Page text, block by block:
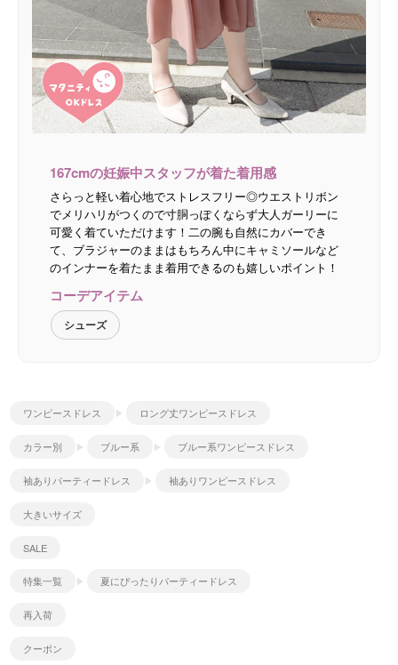
167cmの妊娠中スタッフが着た着用感
さらっと軽い着心地でストレスフリー◎ウエストリボン
でメリハリがつくので寸胴っぽくならず大人ガーリーに
可愛く着ていただけます！二の腕も自然にカバーでき
て、ブラジャーのままはもちろん中にキャミソールなど
のインナーを着たまま着用できるのも嬉しいポイント！
コーデアイテム
シューズ
ワンピースドレス ロング丈ワンピースドレス
カラー別 ブルー系 ブルー系ワンピースドレス
袖ありパーティードレス 袖ありワンピースドレス
大きいサイズ
SALE
特集一覧 夏にぴったりパーティードレス
再入荷
クーポン